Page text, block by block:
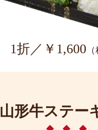
1折／￥1,600
山形牛ステー